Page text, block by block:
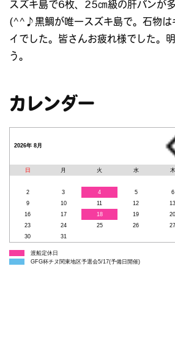
スズキ島で6枚、25㎝級の肝パンが
(^^♪黒鯛が唯一スズキ島で。石物は
イでした。皆さんお疲れ様でした。
う。
カレンダー
2026年 8月
日 月 火 水 木
2
3 4 5 6
9
10 11 12 13
16
17 18 19 20
23
24 25 26 27
30
31
渡船定休日
GFG杯チヌ関東地区予選会5/17(予備日開催)